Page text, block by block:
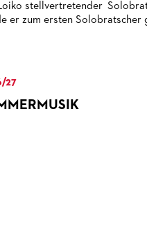
stellvertretender
er zum ersten Solobratscher
27